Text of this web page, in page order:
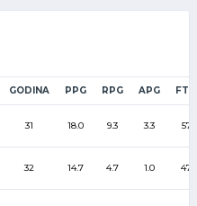
GODINA PPG RPG APG FT%
31 18.0 9.3 3.3 57
32 14.7 4.7 1.0 47